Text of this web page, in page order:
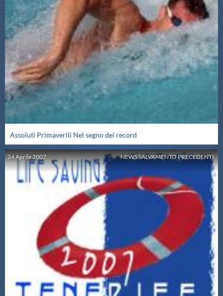
Assoluti Primaverili Nel segno dei record
NEWS SALVAMENTO PRECEDENTI
24Aprile2007